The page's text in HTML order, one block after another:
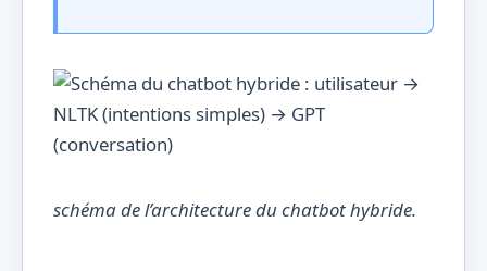
schéma de l’architecture du chatbot hybride.